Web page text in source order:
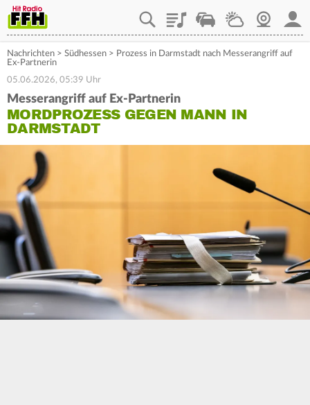
PlaylistStaupilotWetterWebcam
Nachrichten > Südhessen > Prozess in Darmstadt nach Messerangriff auf
Ex-Partnerin
05.06.2026, 05:39 Uhr
Messerangriff auf Ex-Partnerin
MORDPROZESS GEGEN MANN IN
DARMSTADT